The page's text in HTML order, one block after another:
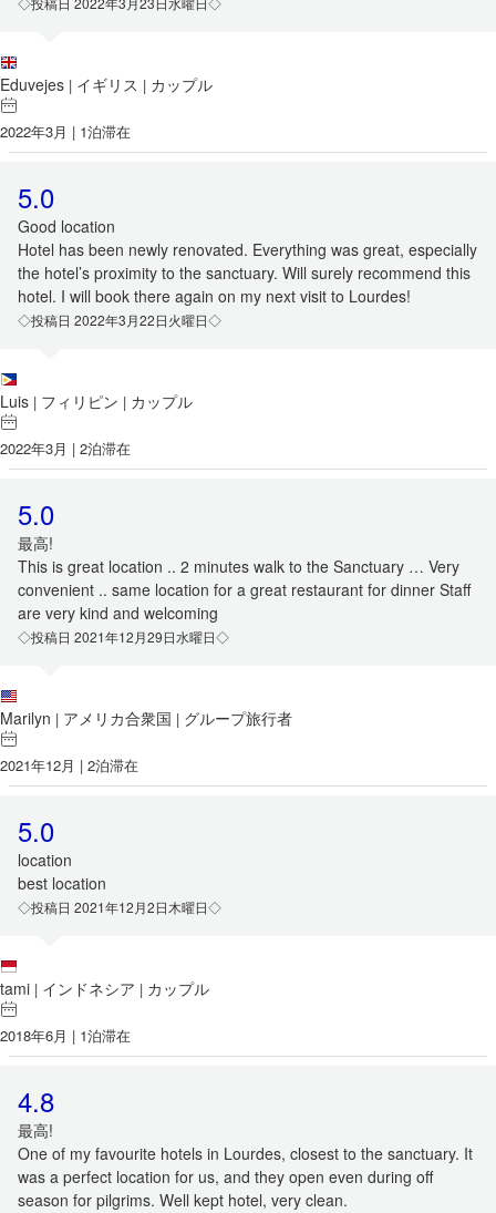
Eduvejes | イギリス | カップル
2022年3月 | 1泊滞在
5.0
Good location
Hotel has been newly renovated. Everything was great, especially
the hotel’s proximity to the sanctuary. Will surely recommend this
hotel. I will book there again on my next visit to Lourdes!
◇投稿日 2022年3月22日火曜日◇
Luis | フィリピン | カップル
2022年3月 | 2泊滞在
5.0
最高!
This is great location .. 2 minutes walk to the Sanctuary … Very
convenient .. same location for a great restaurant for dinner Staff
are very kind and welcoming
◇投稿日 2021年12月29日水曜日◇
Marilyn | アメリカ合衆国 | グループ旅行者
2021年12月 | 2泊滞在
5.0
location
best location
◇投稿日 2021年12月2日木曜日◇
tami | インドネシア | カップル
2018年6月 | 1泊滞在
4.8
最高!
One of my favourite hotels in Lourdes, closest to the sanctuary. It
was a perfect location for us, and they open even during off
season for pilgrims. Well kept hotel, very clean.